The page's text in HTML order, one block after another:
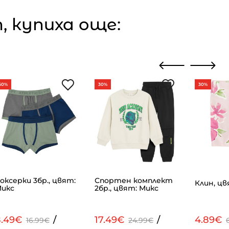
купиха още:
3бр., цвят:
16.99€ /
30%
Спортен комплект
2бр., цвят: Микс
17.49€ 24.99€ /
30%
Клин,
4.89€